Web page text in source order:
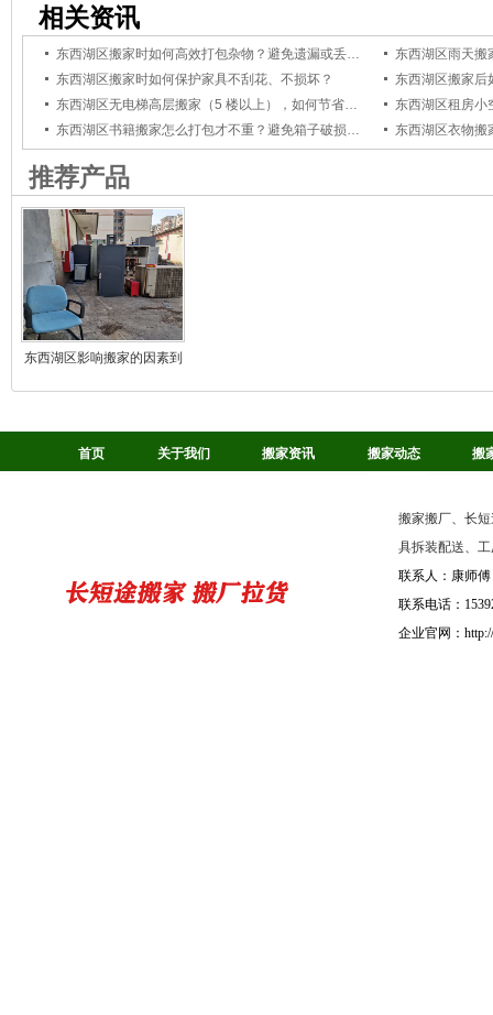
相关资讯
东西湖区搬家时如何高效打包杂物？避免遗漏或丢失小物件？
东西湖区搬家时如何保护家具不刮花、不损坏？
东西湖区搬家后
东西湖区无电梯高层搬家（5 楼以上），如何节省体力和费用？
东西湖区书籍搬家怎么打包才不重？避免箱子破损或搬运费力？
推荐产品
东西湖区影响搬家的因素到
首页 关于我们 搬家资讯 搬家动态 搬
搬家搬厂、长
具拆装配送、
联系人：康师傅
联系电话：
企业官网：